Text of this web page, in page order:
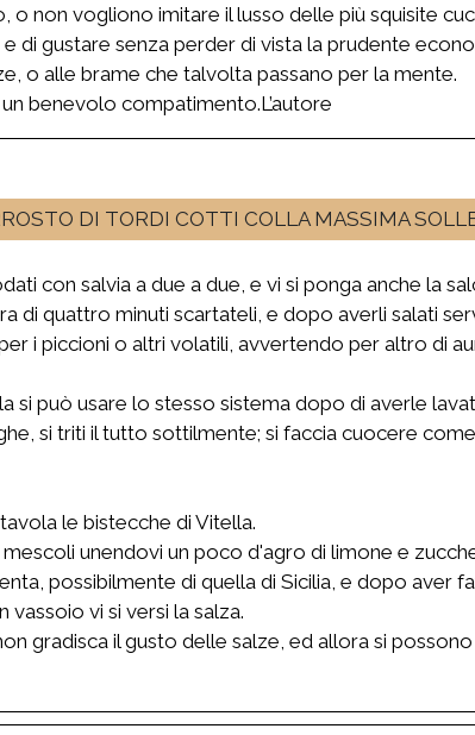
non vogliono imitare il lusso delle più squisite
di gustare senza perder di vista la prudente
o alle brame che talvolta passano per la mente.
benevolo compatimento.L’autore
DI TORDI COTTI COLLA MASSIMA
con salvia a due a due, e vi si ponga anche la
di quattro minuti scartateli, e dopo averli salati
i piccioni o altri volatili, avvertendo per altro di
si può usare lo stesso sistema dopo di averle
si triti il tutto sottilmente; si faccia cuocere come
le bistecche di Vitella.
unendovi un poco d'agro di limone e
possibilmente di quella di Sicilia, e dopo
vi si versi la salza.
gradisca il gusto delle salze, ed allora si